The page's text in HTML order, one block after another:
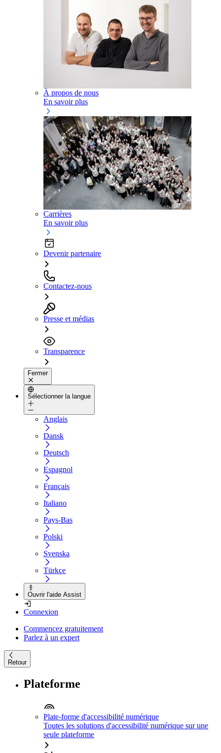
À propos de nous
En savoir plus
Carrières
En savoir plus
Devenir partenaire
Contactez-nous
Presse et médias
Transparence
Fermer
Sélectionner la langue
Anglais
Dansk
Deutsch
Espagnol
Français
Italiano
Pays-Bas
Polski
Svenska
Türkçe
Ouvrir l'aide Assist
Connexion
Commencez gratuitement
Parlez à un expert
Retour
Plateforme
Plate-forme d'accessibilité numérique
Toutes les solutions d'accessibilité numérique sur une
seule plateforme